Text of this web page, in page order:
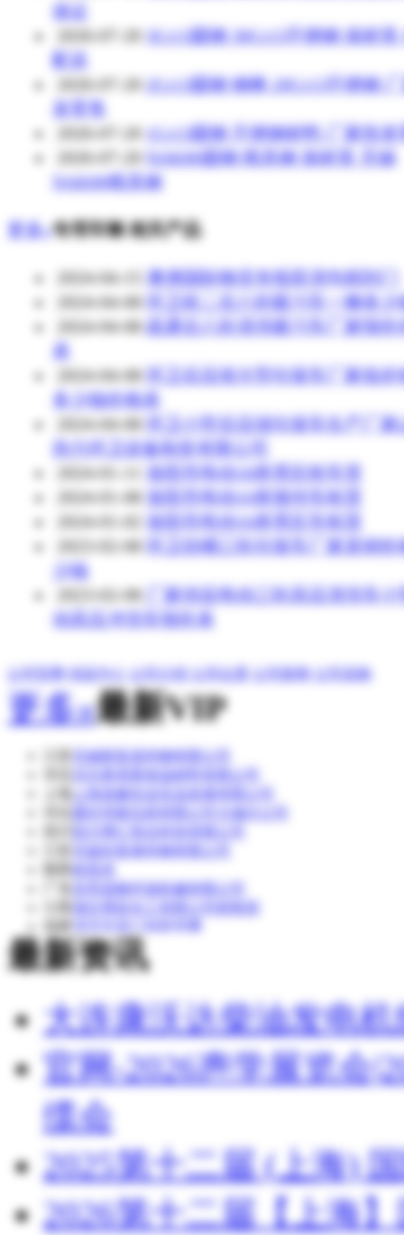
保证
3Cr13圆钢 30Cr13不锈钢 保材质
配送
2Cr13圆钢 钢棒 20Cr13不锈钢
发零售
1Cr13圆钢 不锈钢材料 厂家批发
NAK80圆钢 模具钢 保材质 无锡
NAK80模具钢
更多» 专用车辆 相关产品
2024-04-15
澳洲国际物流专线双清包税到门
2024-04-08
环卫前二后八轮吸污车一辆多少
2024-04-08
疏通后八轮清洗吸污车厂家报价
表
2024-04-08
环卫后压缩大型垃圾车厂家低价
多少钱价格表
2024-04-08
环卫小型后压缩垃圾车生产厂家
劲力环卫设备制造有限公司
2024-01-11
洛阳市电动18座景区租车赁
2024-01-08
洛阳市电动10座接待车租赁
2024-01-02
洛阳市电动16座景区车租赁
2023-02-08
环卫挂桶三轮垃圾车厂家直销价
少钱
2023-02-08
厂家供应电动三轮高压清洗车小
动高压冲洗车报价表
供应中心 公司介绍 公司位置 公司新闻 公司采购
更多»最新VIP
无锡新富昌特钢有限公司
河北奥美斯保温材料有限公司
东莞昌晓环保机械有限公司
清流县嵩口福新苗圃
湖北湖北博蓝化工有限公司
最新资讯
大连康沃达柴油发电机
官网-2026声学展览会
缆会
2025第十二届 (上海)
2026第十二届【上海